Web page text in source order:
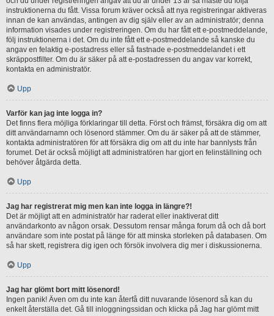
instruktionerna du fått. Vissa forum kräver också att nya registreringar aktiveras
innan de kan användas, antingen av dig själv eller av an administratör; denna
information visades under registreringen. Om du har fått ett e-postmeddelande,
följ instruktionerna i det. Om du inte fått ett e-postmeddelande så kanske du
angav en felaktig e-postadress eller så fastnade e-postmeddelandet i ett
skräppostfilter. Om du är säker på att e-postadressen du angav var korrekt,
kontakta en administratör.
Upp
Varför kan jag inte logga in?
Det finns flera möjliga förklaringar till detta. Först och främst, försäkra dig om att
ditt användarnamn och lösenord stämmer. Om du är säker på att de stämmer,
kontakta administratören för att försäkra dig om att du inte har bannlysts från
forumet. Det är också möjligt att administratören har gjort en felinställning och
behöver åtgärda detta.
Upp
Jag har registrerat mig men kan inte logga in längre?!
Det är möjligt att en administratör har raderat eller inaktiverat ditt
användarkonto av någon orsak. Dessutom rensar många forum då och då bort
användare som inte postat på länge för att minska storleken på databasen. Om
så har skett, registrera dig igen och försök involvera dig mer i diskussionerna.
Upp
Jag har glömt bort mitt lösenord!
Ingen panik! Även om du inte kan återfå ditt nuvarande lösenord så kan du
enkelt återställa det. Gå till inloggningssidan och klicka på Jag har glömt mitt